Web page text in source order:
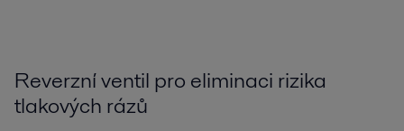
Reverzní ventil pro eliminaci rizika
tlakových rázů